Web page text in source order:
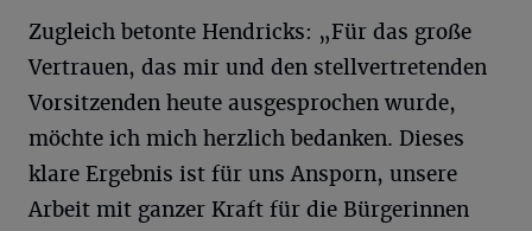
Zugleich betonte Hendricks: „Für das große
Vertrauen, das mir und den stellvertretenden
Vorsitzenden heute ausgesprochen wurde,
möchte ich mich herzlich bedanken. Dieses
klare Ergebnis ist für uns Ansporn, unsere
Arbeit mit ganzer Kraft für die Bürgerinnen